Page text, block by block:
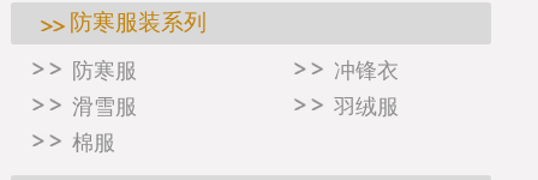
防寒服装系列
防寒服
冲锋衣
滑雪服
羽绒服
棉服